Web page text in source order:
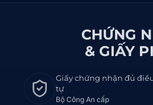
CHỨNG
& GIẤY
Giấy chứng nhận đủ
tự
Bộ Công An cấp